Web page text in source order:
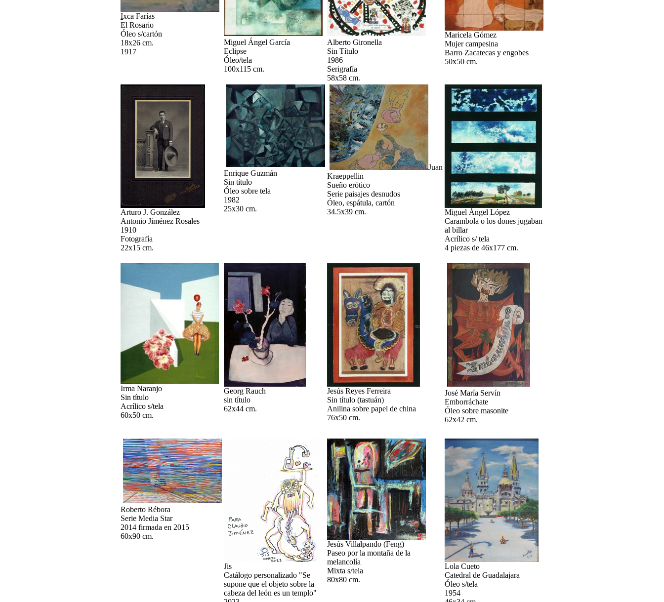
Ixca Farías
El Rosario
Óleo s/cartón
18x26 cm.
1917
Miguel Ángel García
Eclipse
Óleo/tela
100x115 cm.
Alberto Gironella
Sin Título
1986
Serigrafía
58x58 cm.
Maricela Gómez
Mujer campesina
Barro Zacatecas y engobes
50x50 cm.
Arturo J. González
Antonio Jiménez Rosales
1910
Fotografía
22x15 cm.
Enrique Guzmán
Sin título
Óleo sobre tela
1982
25x30 cm.
Juan
Kraeppellin
Sueño erótico
Serie paisajes desnudos
Óleo, espátula, cartón
34.5x39 cm.
Miguel Ángel López
Carambola o los dones jugaban
al billar
Acrílico s/ tela
4 piezas de 46x177 cm.
Irma Naranjo
Sin título
Acrílico s/tela
60x50 cm.
Georg Rauch
sin título
62x44 cm.
Jesús Reyes Ferreira
Sin título (tastuán)
Anilina sobre papel de china
76x50 cm.
José María Servín
Emborráchate
Óleo sobre masonite
62x42 cm.
Roberto Rébora
Serie Media Star
2014 firmada en 2015
60x90 cm.
Jis
Catálogo personalizado "Se
supone que el objeto sobre la
cabeza del león es un templo"
Jesús Villalpando (Feng)
Paseo por la montaña de la
melancolía
Mixta s/tela
80x80 cm.
Lola Cueto
Catedral de Guadalajara
Óleo s/tela
1954